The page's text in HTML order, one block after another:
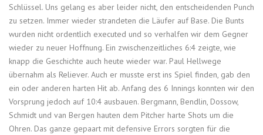
Schlüssel. Uns gelang es aber leider nicht, den entscheidenden Punch
zu setzen. Immer wieder strandeten die Läufer auf Base. Die Bunts
wurden nicht ordentlich executed und so verhalfen wir dem Gegner
wieder zu neuer Hoffnung. Ein zwischenzeitliches 6:4 zeigte, wie
knapp die Geschichte auch heute wieder war. Paul Hellwege
übernahm als Reliever. Auch er musste erst ins Spiel finden, gab den
ein oder anderen harten Hit ab. Anfang des 6 Innings konnten wir den
Vorsprung jedoch auf 10:4 ausbauen. Bergmann, Bendlin, Dossow,
Schmidt und van Bergen hauten dem Pitcher harte Shots um die
Ohren. Das ganze gepaart mit defensive Errors sorgten für die